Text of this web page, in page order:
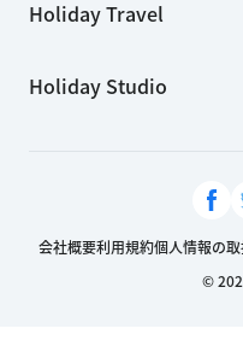
Holiday Travel
Holiday Studio
会社概要利用規約個人情報の
©